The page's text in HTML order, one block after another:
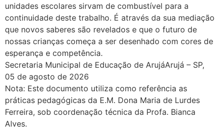
unidades escolares sirvam de combustível para a
continuidade deste trabalho. É através da sua mediação
que novos saberes são revelados e que o futuro de
nossas crianças começa a ser desenhado com cores de
esperança e competência.
Secretaria Municipal de Educação de ArujáArujá – SP,
05 de agosto de 2026
Nota: Este documento utiliza como referência as
práticas pedagógicas da E.M. Dona Maria de Lurdes
Ferreira, sob coordenação técnica da Profa. Bianca
Alves.